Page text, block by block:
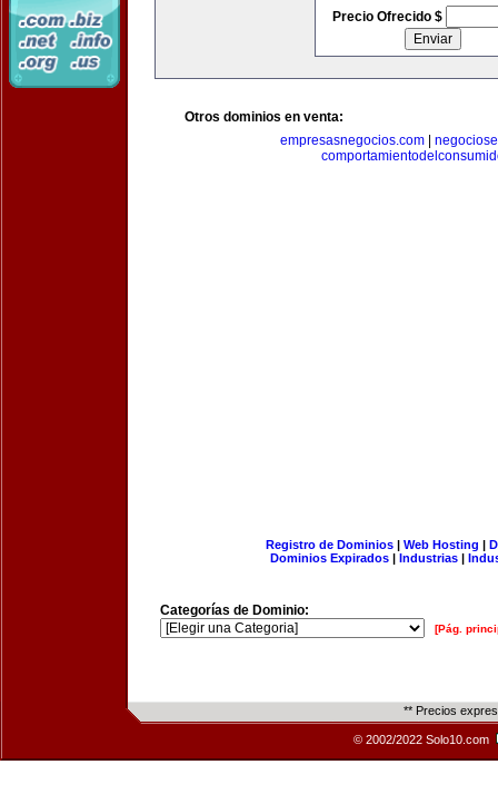
Precio Ofrecido $
Otros dominios en venta:
empresasnegocios.com|
Registro de Dominios| Web Hosting |
Dominios Expirados | Industrias |
Categorías de Dominio:
[Pág.
** Precios
© 2002/2022 Solo10.com